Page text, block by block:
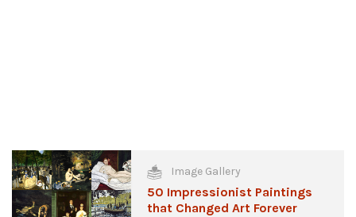
Image Gallery
50 Impressionist Paintings
that Changed Art Forever